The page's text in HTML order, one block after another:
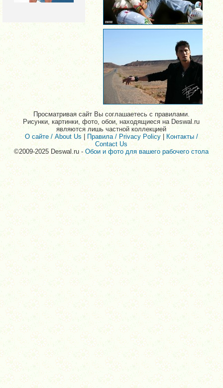
Просматривая сайт Вы соглашаетесь с правилами.
Рисунки, картинки, фото, обои, находящиеся на Deswal.ru
являются лишь частной коллекцией
О сайте / About Us
Правила / Privacy Policy| Контакты /
Contact Us
©2009-2025 Deswal.ru -Обои и фото для вашего рабочего стола